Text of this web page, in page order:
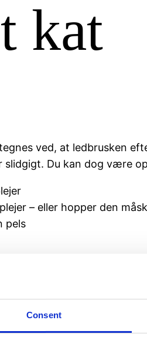
Consent
kat
ved, at ledbrusken
Du kan dog være
– eller hopper den
pels
disse symptomer kan det
kronisk og
sygdommen, kan et